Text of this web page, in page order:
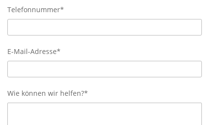
Telefonnummer*
E-Mail-Adresse*
Wie können wir helfen?*